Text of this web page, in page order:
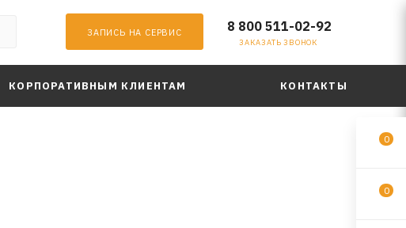
ЗАПИСЬ НА СЕРВИС 8 800 511-02-92
ЗАКАЗАТЬ ЗВОНОК
КОРПОРАТИВНЫМ КЛИЕНТАМ КОНТАКТЫ
0
0